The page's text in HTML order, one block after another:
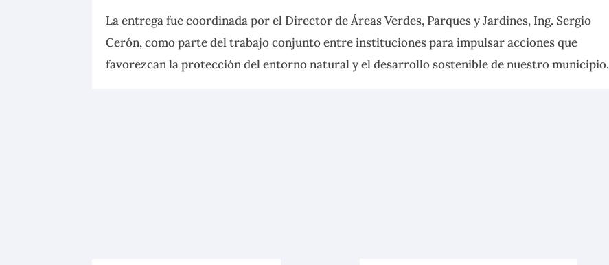
La entrega fue coordinada por el Director de Áreas Verdes, Parques y Jardines, Ing. Sergio
Cerón, como parte del trabajo conjunto entre instituciones para impulsar acciones que
favorezcan la protección del entorno natural y el desarrollo sostenible de nuestro municipio.